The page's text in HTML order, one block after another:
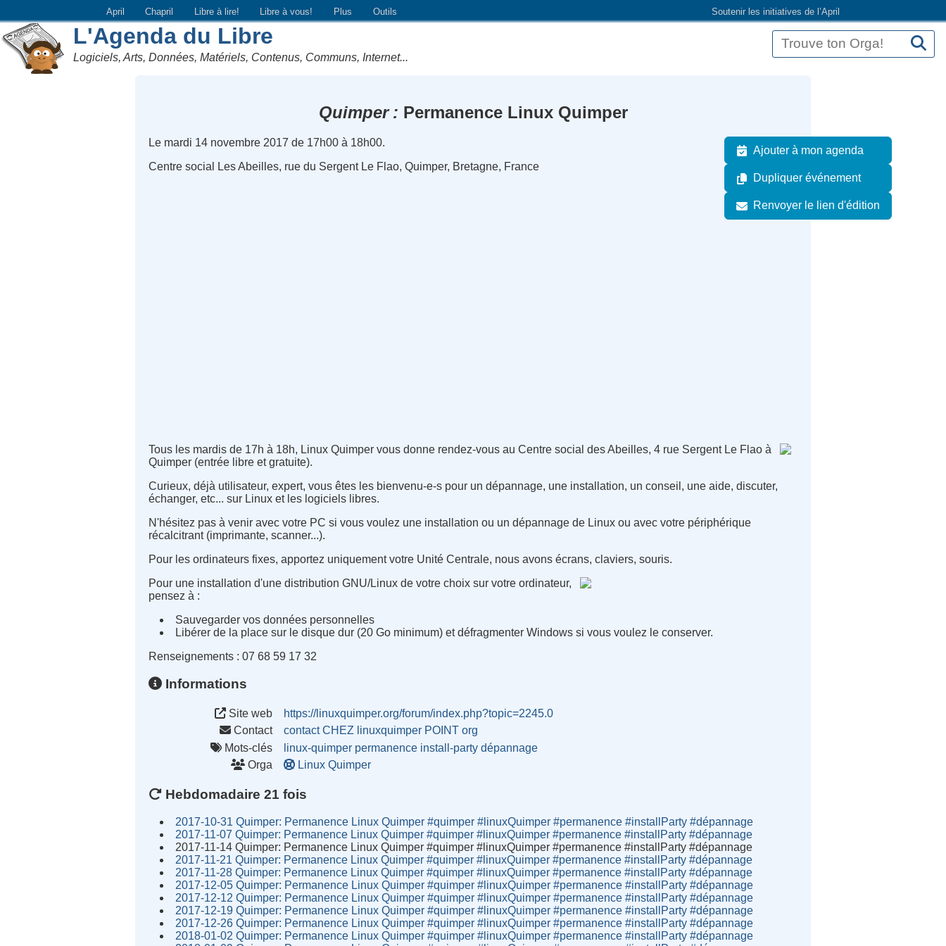
Soutenir les initiatives de l’April
April Chapril Libre à lire! Libre à vous! Plus Outils
L'Agenda du Libre
Logiciels, Arts, Données, Matériels, Contenus, Communs, Internet...
Quimper Permanence Linux Quimper
Ajouter à mon agenda
Dupliquer événement
Renvoyer le lien d'édition
Le mardi 14 novembre 2017 de 17h00 à 18h00.
Centre social Les Abeilles, rue du Sergent Le Flao, Quimper, Bretagne, France
Tous les mardis de 17h à 18h, Linux Quimper vous donne rendez-vous au Centre social des Abeilles, 4 rue Sergent Le Flao à
Quimper (entrée libre et gratuite).
Curieux, déjà utilisateur, expert, vous êtes les bienvenu-e-s pour un dépannage, une installation, un conseil, une aide, discuter,
échanger, etc... sur Linux et les logiciels libres.
N'hésitez pas à venir avec votre PC si vous voulez une installation ou un dépannage de Linux ou avec votre périphérique
récalcitrant (imprimante, scanner...).
Pour les ordinateurs fixes, apportez uniquement votre Unité Centrale, nous avons écrans, claviers, souris.
Pour une installation d'une distribution GNU/Linux de votre choix sur votre ordinateur,
pensez à :
Sauvegarder vos données personnelles
Libérer de la place sur le disque dur (20 Go minimum) et défragmenter Windows si vous voulez le conserver.
Renseignements : 07 68 59 17 32
Informations
Site web
https://linuxquimper.org/forum/index.php?topic=2245.0
Contact
contact CHEZ linuxquimper POINT org
Mots-clés
linux-quimper permanence install-party dépannage
Orga
Linux Quimper
Hebdomadaire 21 fois
2017-10-31 Quimper: Permanence Linux Quimper #quimper #linuxQuimper #permanence #installParty #dépannage
2017-11-07 Quimper: Permanence Linux Quimper #quimper #linuxQuimper #permanence #installParty #dépannage
2017-11-14 Quimper: Permanence Linux Quimper #quimper #linuxQuimper #permanence #installParty #dépannage
2017-11-21 Quimper: Permanence Linux Quimper #quimper #linuxQuimper #permanence #installParty #dépannage
2017-11-28 Quimper: Permanence Linux Quimper #quimper #linuxQuimper #permanence #installParty #dépannage
2017-12-05 Quimper: Permanence Linux Quimper #quimper #linuxQuimper #permanence #installParty #dépannage
2017-12-12 Quimper: Permanence Linux Quimper #quimper #linuxQuimper #permanence #installParty #dépannage
2017-12-19 Quimper: Permanence Linux Quimper #quimper #linuxQuimper #permanence #installParty #dépannage
2017-12-26 Quimper: Permanence Linux Quimper #quimper #linuxQuimper #permanence #installParty #dépannage
2018-01-02 Quimper: Permanence Linux Quimper #quimper #linuxQuimper #permanence #installParty #dépannage